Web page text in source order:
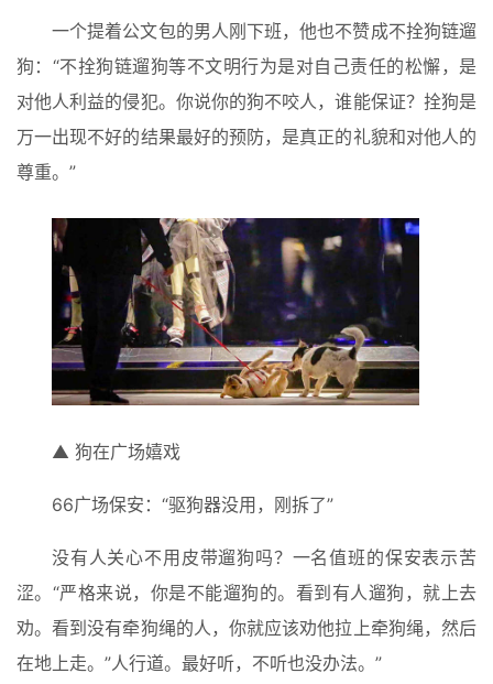
一个提着公文包的男人刚下班，他也不赞成不拴狗链遛
狗：“不拴狗链遛狗等不文明行为是对自己责任的松懈，是
对他人利益的侵犯。你说你的狗不咬人，谁能保证？拴狗是
万一出现不好的结果最好的预防，是真正的礼貌和对他人的
尊重。”
▲ 狗在广场嬉戏
66广场保安：“驱狗器没用，刚拆了”
没有人关心不用皮带遛狗吗？一名值班的保安表示苦
涩。“严格来说，你是不能遛狗的。看到有人遛狗，就上去
劝。看到没有牵狗绳的人，你就应该劝他拉上牵狗绳，然后
在地上走。”人行道。最好听，不听也没办法。”